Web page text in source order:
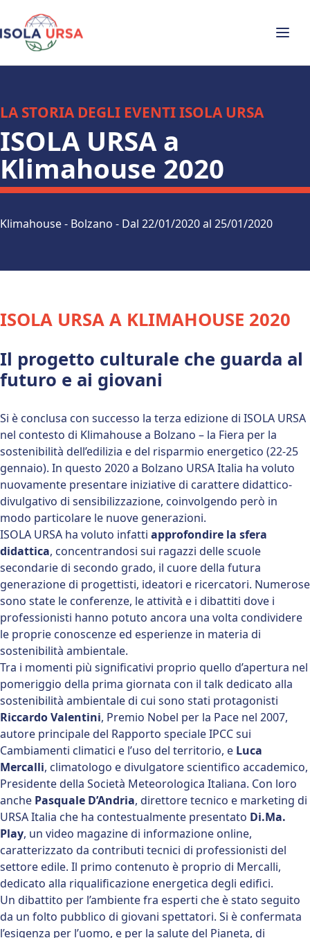
LA STORIA DEGLI EVENTI ISOLA URSA
ISOLA URSA a
Klimahouse 2020
Klimahouse - Bolzano - Dal 22/01/2020 al 25/01/2020
ISOLA URSA A KLIMAHOUSE 2020
Il progetto culturale che guarda al
futuro e ai giovani
Si è conclusa con successo la terza edizione di ISOLA URSA
nel contesto di Klimahouse a Bolzano – la Fiera per la
sostenibilità dell’edilizia e del risparmio energetico (22-25
gennaio). In questo 2020 a Bolzano URSA Italia ha voluto
nuovamente presentare iniziative di carattere didattico-
divulgativo di sensibilizzazione, coinvolgendo però in
modo particolare le nuove generazioni.
ISOLA URSA ha voluto infatti approfondire la sfera
didattica, concentrandosi sui ragazzi delle scuole
secondarie di secondo grado, il cuore della futura
generazione di progettisti, ideatori e ricercatori. Numerose
sono state le conferenze, le attività e i dibattiti dove i
professionisti hanno potuto ancora una volta condividere
le proprie conoscenze ed esperienze in materia di
sostenibilità ambientale.
Tra i momenti più significativi proprio quello d’apertura nel
pomeriggio della prima giornata con il talk dedicato alla
sostenibilità ambientale di cui sono stati protagonisti
Riccardo Valentini, Premio Nobel per la Pace nel 2007,
autore principale del Rapporto speciale IPCC sui
Cambiamenti climatici e l’uso del territorio, e Luca
Mercalli, climatologo e divulgatore scientifico accademico,
Presidente della Società Meteorologica Italiana. Con loro
anche Pasquale D’Andria, direttore tecnico e marketing di
URSA Italia che ha contestualmente presentato Di.Ma.
Play, un video magazine di informazione online,
caratterizzato da contributi tecnici di professionisti del
settore edile. Il primo contenuto è proprio di Mercalli,
dedicato alla riqualificazione energetica degli edifici.
Un dibattito per l’ambiente fra esperti che è stato seguito
da un folto pubblico di giovani spettatori. Si è confermata
l’esigenza per l’uomo, e per la salute del Pianeta, di